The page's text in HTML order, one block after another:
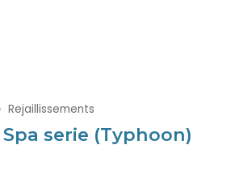
Rejaillissements
serie (Typhoon)